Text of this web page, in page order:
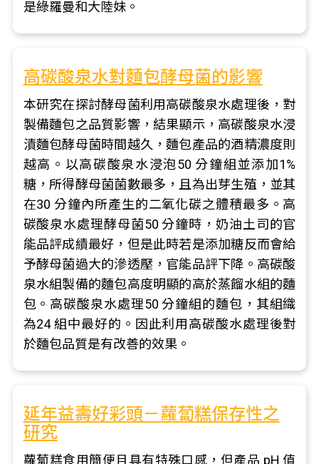
是綠羅曼和大陸妹。
高碳酸泉水對麵包酵母菌的影響
本研究在探討酵母菌利用高碳酸泉水處理後，對
製備麵包之品質影響，結果顯示，高碳酸泉水浸
漬麵包酵母菌時間越久，麵包產品的酒精濃度則
越高。以高碳酸泉水浸泡50 分鐘組並添加1%
糖，所得酵母菌菌數最多，且為出芽生殖，並其
在30 分鐘內所產生的二氧化碳之體積最多。高
碳酸泉水處理酵母菌50 分鐘時，奶油土司的官
能品評成績最好，但是此時若是添加糖反而會給
予酵母菌過大的滲透壓，官能品評下降。高碳酸
泉水組製備的麵包高度明顯的高於蒸餾水組的麵
包。高碳酸泉水處理50 分鐘組的麵包，其組織
為24 組中最好的。因此利用高碳酸水處理後對
於麵包品質是有改善的效果。
延年益壽好彩頭－蘿蔔糕保存性之
研究
蘿蔔糕食用簡便且具有特殊口感，但產品 pH 值